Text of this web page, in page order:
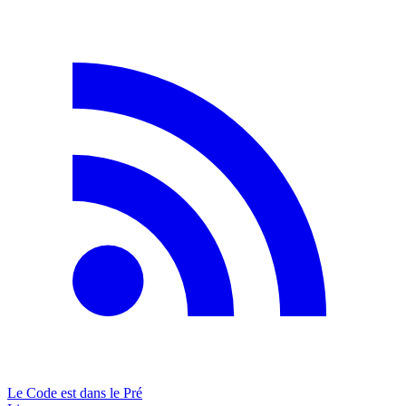
Le Code est dans le Pré